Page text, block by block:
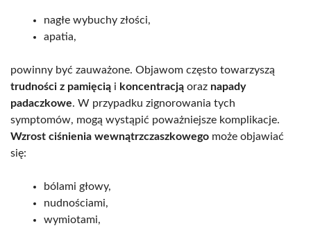
nagłe wybuchy złości,
apatia,
powinny być zauważone. Objawom często towarzyszą
trudności z pamięcią i koncentracją oraz napady
padaczkowe. W przypadku zignorowania tych
symptomów, mogą wystąpić poważniejsze komplikacje.
Wzrost ciśnienia wewnątrzczaszkowego może objawiać
się:
bólami głowy,
nudnościami,
wymiotami,